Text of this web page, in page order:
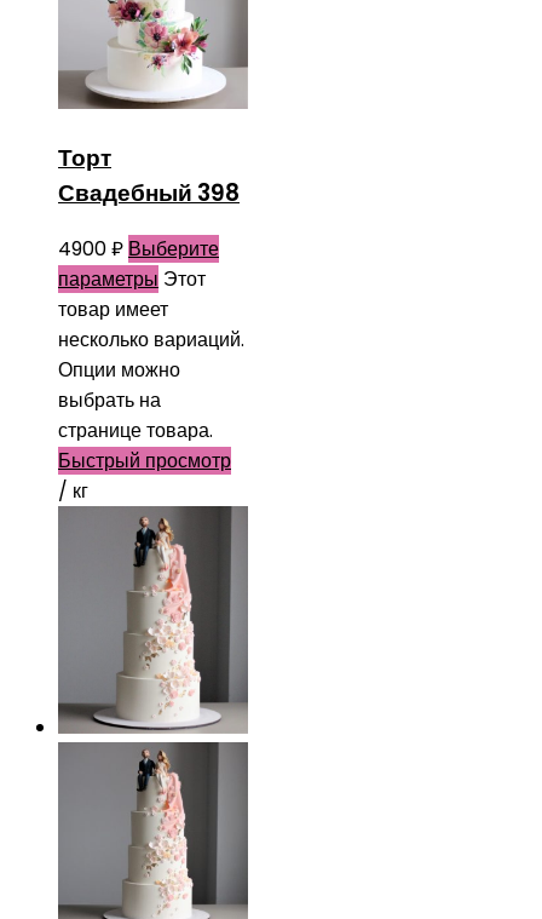
Торт
Свадебный 398
4900₽ Выберите
параметры Этот
товар имеет
несколько вариаций.
Опции можно
выбрать на
странице товара.
Быстрый просмотр
/ кг